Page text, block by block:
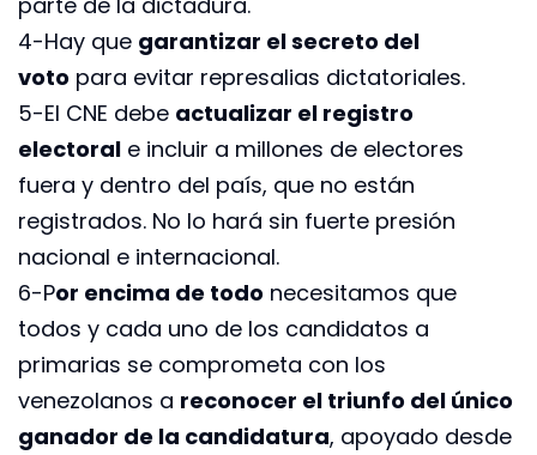
4-Hay que garantizar el secreto del
voto para evitar represalias dictatoriales.
5-El CNE debe actualizar el registro
electoral e incluir a millones de electores
fuera y dentro del país, que no están
registrados. No lo hará sin fuerte presión
nacional e internacional.
6-Por encima de todo necesitamos que
todos y cada uno de los candidatos a
primarias se comprometa con los
venezolanos a reconocer el triunfo del único
ganador de la candidatura, apoyado desde